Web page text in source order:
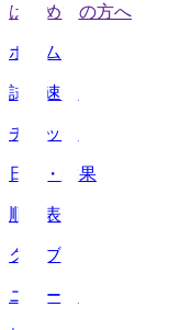
はじめての方へ
ホーム
試合速報
チケット
日程・結果
順位表
クラブ
ニュース